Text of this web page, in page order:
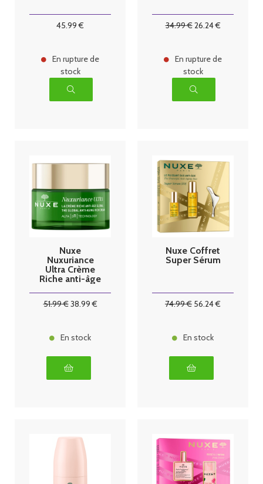
45.99 €
En rupture de
stock
34.99€26.24€
En rupture de
stock
Nuxe
Nuxuriance
Ultra Crème
Riche anti-âge
51.99€38.99€
En stock
Nuxe Coffret
Super Sérum
74.99€ 56.24€
En stock